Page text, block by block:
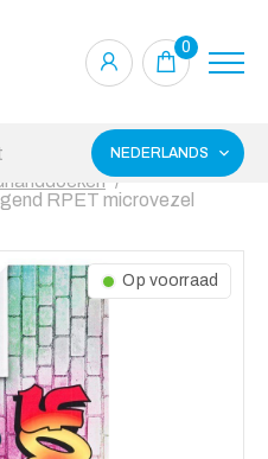
0
NEDERLANDS
RPET microvezel
Op voorraad